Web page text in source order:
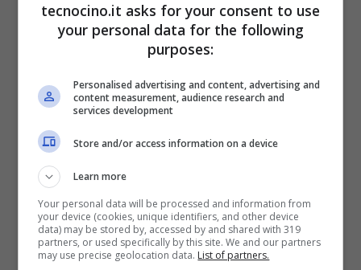
SuAliExpressè disponibile solamente
domani
255,12 euro
importante sconto per un notebook con
specifiche tecniche interessanti.
tecnocino.it asks for your consent to use
your personal data for the following
purposes:
Personalised advertising and content, advertising and
content measurement, audience research and
services development
Store and/or access information on a device
Learn more
Your personal data will be processed and information from
your device (cookies, unique identifiers, and other device
data) may be stored by, accessed by and shared with 319
partners, or used specifically by this site. We and our partners
may use precise geolocation data. List of partners.